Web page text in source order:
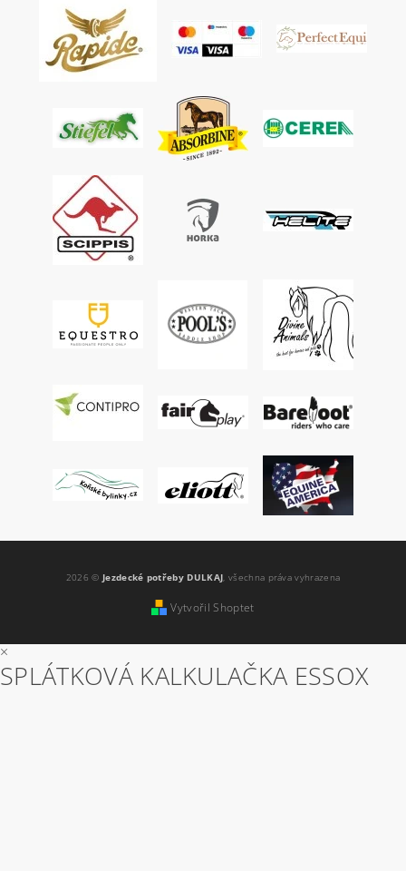
2026 © Jezdecké potřeby DULKAJ, všechna práva vyhrazena
Vytvořil Shoptet
×
SPLÁTKOVÁ KALKULAČKA ESSOX